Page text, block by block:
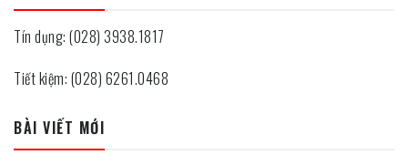
Tín dụng: (028) 3938.1817
Tiết kiệm: (028) 6261.0468
BÀI VIẾT MỚI